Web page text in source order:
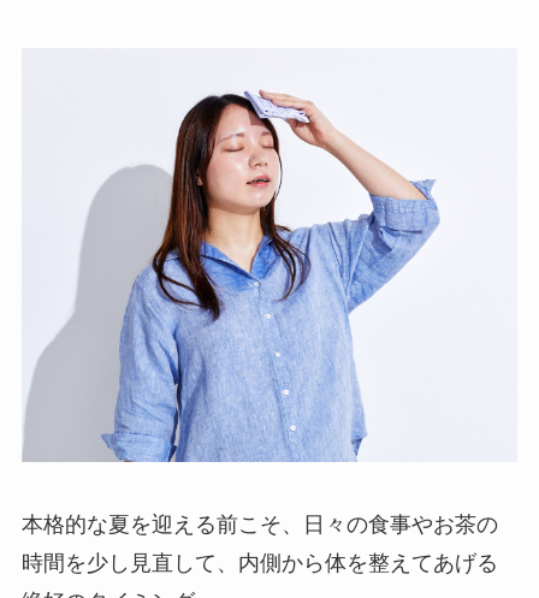
本格的な夏を迎える前こそ、日々の食事やお茶の
時間を少し見直して、内側から体を整えてあげる